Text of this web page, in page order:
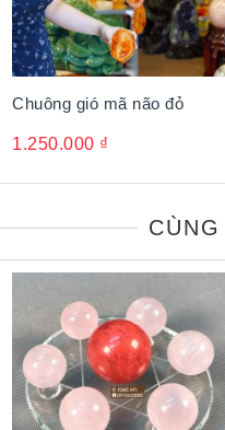
Chuông gió mã não đỏ
1.250.000 ₫